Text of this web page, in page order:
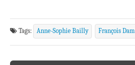
Tags: Anne-Sophie Bailly François